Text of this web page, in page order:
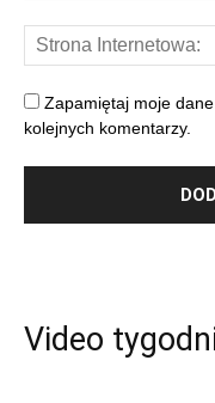
Zapamiętaj moje
kolejnych komentarzy.
Video